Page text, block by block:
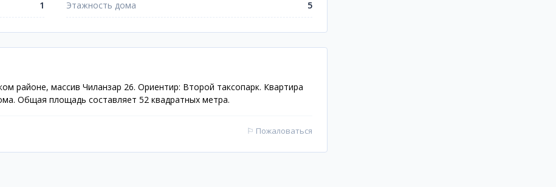
1 Этажность дома 5
районе, массив Чиланзар 26. Ориентир: Второй таксопарк. Квартира
Общая площадь составляет 52 квадратных метра.
⚐ Пожаловаться